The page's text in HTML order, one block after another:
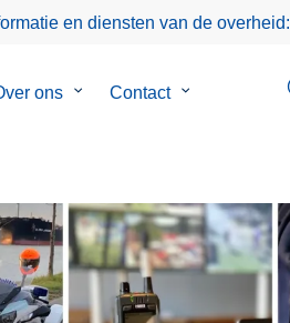
en diensten van de overheid:
ons
Submenu
Contact
Submenu